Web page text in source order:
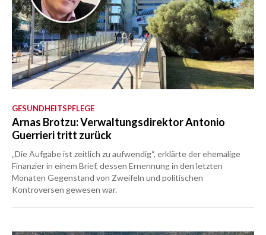
GESUNDHEITSPFLEGE
Arnas Brotzu: Verwaltungsdirektor Antonio
Guerrieri tritt zurück
„Die Aufgabe ist zeitlich zu aufwendig“, erklärte der ehemalige
Finanzier in einem Brief, dessen Ernennung in den letzten
Monaten Gegenstand von Zweifeln und politischen
Kontroversen gewesen war.